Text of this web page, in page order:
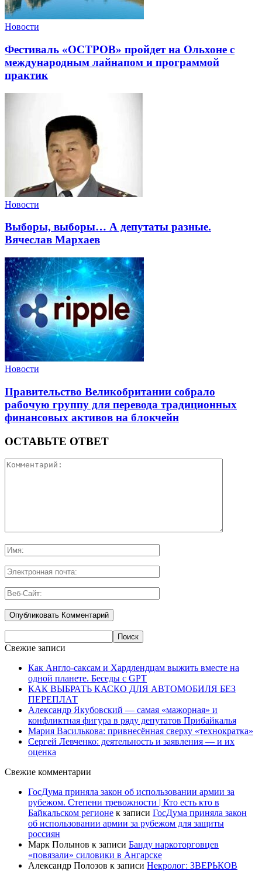
Новости
Фестиваль «ОСТРОВ» пройдет на Ольхоне с
международным лайнапом и программой
практик
Новости
Выборы, выборы… А депутаты разные.
Вячеслав Мархаев
Новости
Правительство Великобритании собрало
рабочую группу для перевода традиционных
финансовых активов на блокчейн
ОСТАВЬТЕ ОТВЕТ
Свежие записи
Как Англо-саксам и Хардлендцам выжить вместе на
одной планете. Беседы с GPT
КАК ВЫБРАТЬ КАСКО ДЛЯ АВТОМОБИЛЯ БЕЗ
ПЕРЕПЛАТ
Александр Якубовский — самая «мажорная» и
конфликтная фигура в ряду депутатов Прибайкалья
Мария Василькова: привнесённая сверху «технократка»
Сергей Левченко: деятельность и заявления — и их
оценка
Свежие комментарии
ГосДума приняла закон об использовании армии за
рубежом. Степени тревожности | Кто есть кто в
Байкальском регионе к записи ГосДума приняла закон
об использовании армии за рубежом для защиты
россиян
Марк Полынов к записи Банду наркоторговцев
«повязали» силовики в Ангарске
Александр Полозов к записи Некролог: ЗВЕРЬКОВ